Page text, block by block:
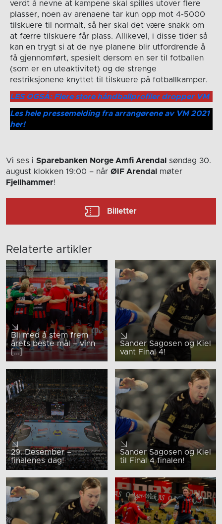
verdt å nevne at kampene skal spilles utover flere
plasser, noen av arenaene tar kun opp mot 4-5000
tilskuere til normalt, så her skal det være snakk om
at færre tilskuere får plass. Allikevel, i disse tider så
kan en trygt si at de nye planene blir utfordrende å
få gjennomført, spesielt dersom en ser til fotballen
(som er en uteaktivitet) og de strenge
restriksjonene knyttet til tilskuere på fotballkamper.
LES OGSÅ: Flere store håndballprofiler dropper VM
Les hele pressemelding fra arrangørene av VM 2021
her!
Vi ses i Sparebanken Norge Amfi Arendal
søndag 30.
august klokken 19:00 – når ØIF Arendal
møter
Fjellhammer!
Billetter
Relaterte artikler
Bli med å stem frem
årets beste mål – vinn
[...]
Sander Sagosen og Kiel
vant Final 4!
29. Desember –
finalenes dag!
Sander Sagosen og Kiel
til Final 4 finalen!